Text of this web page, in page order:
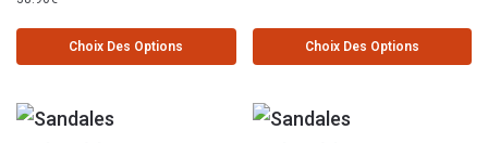
Choix Des Options Choix Des Options